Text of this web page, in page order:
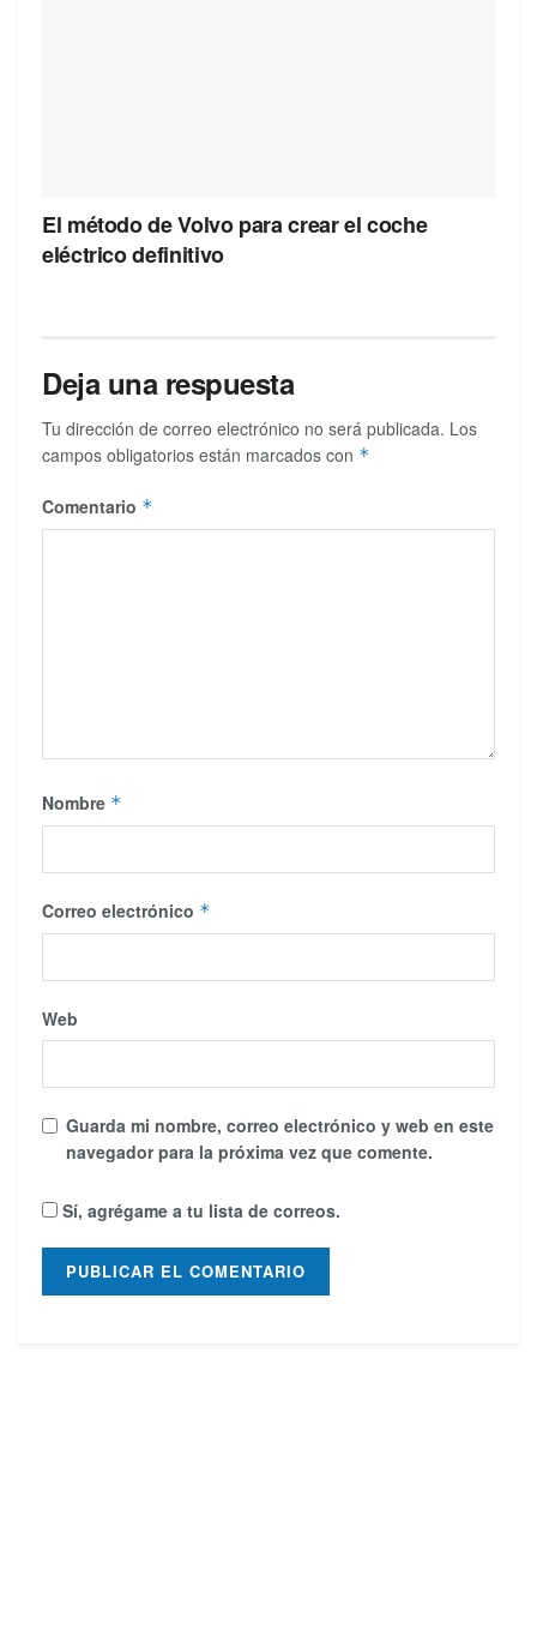
El método de Volvo para crear el coche
eléctrico definitivo
Deja una respuesta
Tu dirección de correo electrónico no será publicada. Los
campos obligatorios están marcados con *
Comentario *
Nombre *
Correo electrónico *
Web
Guarda mi nombre, correo electrónico y web en este
navegador para la próxima vez que comente.
Sí, agrégame a tu lista de correos.